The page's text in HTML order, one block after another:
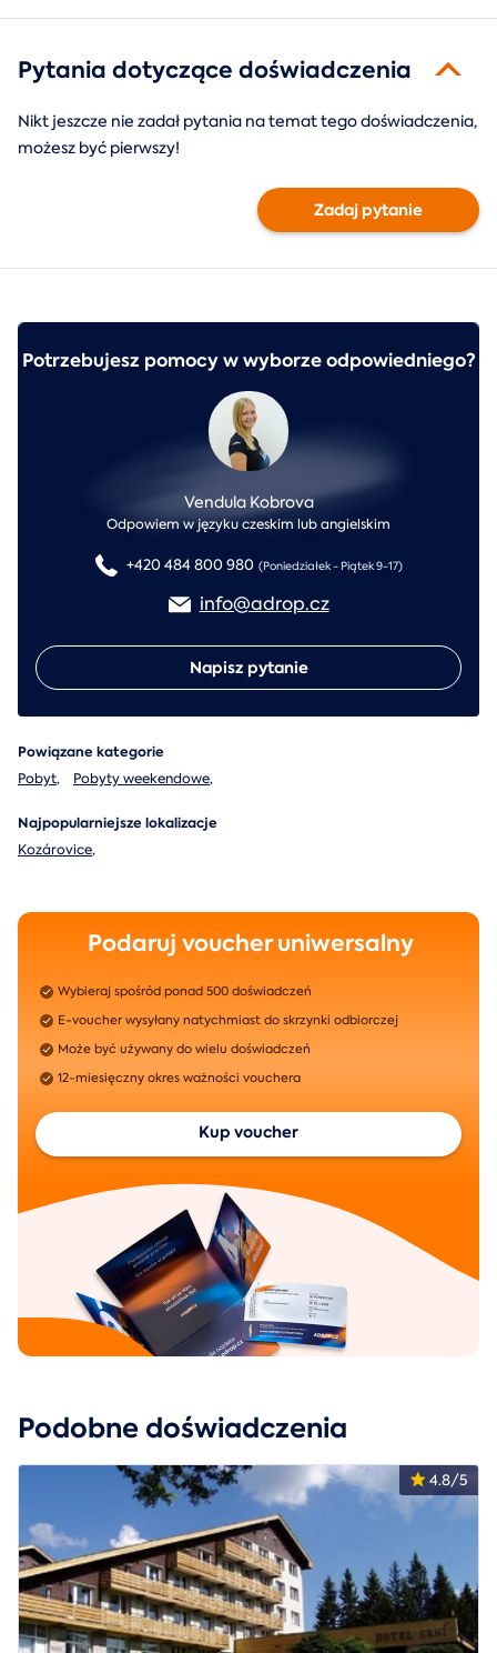
Pytania dotyczące doświadczenia
Nikt jeszcze nie zadał pytania na temat tego doświadczenia,
możesz być pierwszy!
Zadaj pytanie
Potrzebujesz pomocy w wyborze odpowiedniego?
Vendula Kobrova
Odpowiem w języku czeskim lub angielskim
+420 484 800 980 (Poniedziałek - Piątek 9-17)
info@adrop.cz
Napisz pytanie
Powiązane kategorie
Pobyt, Pobyty weekendowe,
Najpopularniejsze lokalizacje
Kozárovice,
Podaruj voucher uniwersalny
Wybieraj spośród ponad 500 doświadczeń
E-voucher wysyłany natychmiast do skrzynki odbiorczej
Może być używany do wielu doświadczeń
12-miesięczny okres ważności vouchera
Kup voucher
Podobne doświadczenia
4.8/5